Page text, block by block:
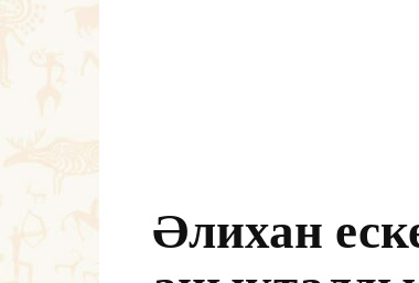
Әлихан